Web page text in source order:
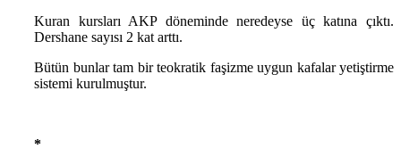
Kuran kursları AKP döneminde neredeyse üç katına çıktı.
Dershane sayısı 2 kat arttı.
Bütün bunlar tam bir teokratik faşizme uygun kafalar yetiştirme
sistemi kurulmuştur.
*